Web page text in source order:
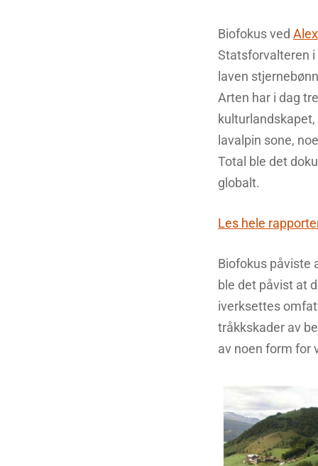
Biofokus ved
Statsforvalteren
laven
Arten har i dag
lavalpin sone,
Total ble det
globalt.
Les hele
Biofokus påviste
ble det påvist at
iverksettes
tråkkskader av
av noen form for